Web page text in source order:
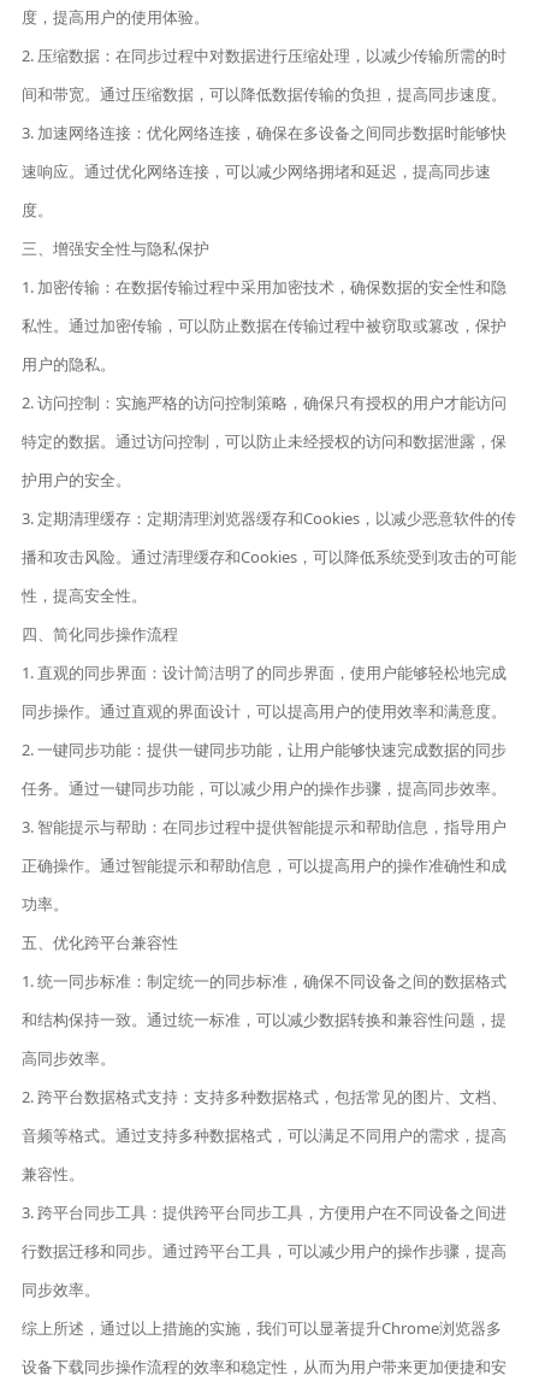
度，提高用户的使用体验。
2. 压缩数据：在同步过程中对数据进行压缩处理，以减少传输所需的时
间和带宽。通过压缩数据，可以降低数据传输的负担，提高同步速度。
3. 加速网络连接：优化网络连接，确保在多设备之间同步数据时能够快
速响应。通过优化网络连接，可以减少网络拥堵和延迟，提高同步速
度。
三、增强安全性与隐私保护
1. 加密传输：在数据传输过程中采用加密技术，确保数据的安全性和隐
私性。通过加密传输，可以防止数据在传输过程中被窃取或篡改，保护
用户的隐私。
2. 访问控制：实施严格的访问控制策略，确保只有授权的用户才能访问
特定的数据。通过访问控制，可以防止未经授权的访问和数据泄露，保
护用户的安全。
3. 定期清理缓存：定期清理浏览器缓存和Cookies，以减少恶意软件的传
播和攻击风险。通过清理缓存和Cookies，可以降低系统受到攻击的可能
性，提高安全性。
四、简化同步操作流程
1. 直观的同步界面：设计简洁明了的同步界面，使用户能够轻松地完成
同步操作。通过直观的界面设计，可以提高用户的使用效率和满意度。
2. 一键同步功能：提供一键同步功能，让用户能够快速完成数据的同步
任务。通过一键同步功能，可以减少用户的操作步骤，提高同步效率。
3. 智能提示与帮助：在同步过程中提供智能提示和帮助信息，指导用户
正确操作。通过智能提示和帮助信息，可以提高用户的操作准确性和成
功率。
五、优化跨平台兼容性
1. 统一同步标准：制定统一的同步标准，确保不同设备之间的数据格式
和结构保持一致。通过统一标准，可以减少数据转换和兼容性问题，提
高同步效率。
2. 跨平台数据格式支持：支持多种数据格式，包括常见的图片、文档、
音频等格式。通过支持多种数据格式，可以满足不同用户的需求，提高
兼容性。
3. 跨平台同步工具：提供跨平台同步工具，方便用户在不同设备之间进
行数据迁移和同步。通过跨平台工具，可以减少用户的操作步骤，提高
同步效率。
综上所述，通过以上措施的实施，我们可以显著提升Chrome浏览器多
设备下载同步操作流程的效率和稳定性，从而为用户带来更加便捷和安